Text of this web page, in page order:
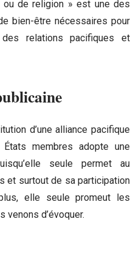
de religion » est une des
bien-être nécessaires pour
relations pacifiques et
d’une alliance pacifique
membres adopte une
seule permet au
et surtout de sa participation
elle seule promeut les
venons d’évoquer.